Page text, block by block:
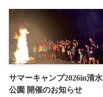
サマーキャンプ2026in清水
公園 開催のお知らせ